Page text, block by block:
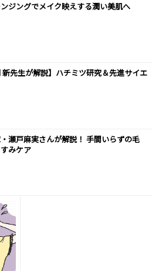
ジングでメイク映えする潤い美肌へ
新先生が解説】ハチミツ研究＆先進サイエ
瀬戸麻実さんが解説！ 手間いらずの毛
みケア